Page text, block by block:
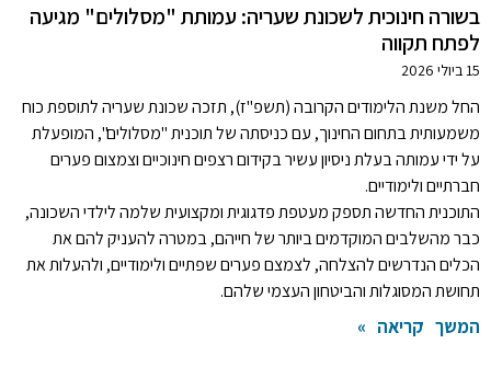
בשורה חינוכית לשכונת שעריה: עמותת "מסלולים" מגיעה
לפתח תקווה
15 ביולי 2026
החל משנת הלימודים הקרובה (תשפ"ז), תזכה שכונת שעריה לתוספת כוח
משמעותית בתחום החינוך, עם כניסתה של תוכנית "מסלולים", המופעלת
על ידי עמותה בעלת ניסיון עשיר בקידום רצפים חינוכיים וצמצום פערים
חברתיים ולימודיים.
התוכנית החדשה תספק מעטפת פדגוגית ומקצועית שלמה לילדי השכונה,
כבר מהשלבים המוקדמים ביותר של חייהם, במטרה להעניק להם את
הכלים הנדרשים להצלחה, לצמצם פערים שפתיים ולימודיים, ולהעלות את
תחושת המסוגלות והביטחון העצמי שלהם.
המשך קריאה »